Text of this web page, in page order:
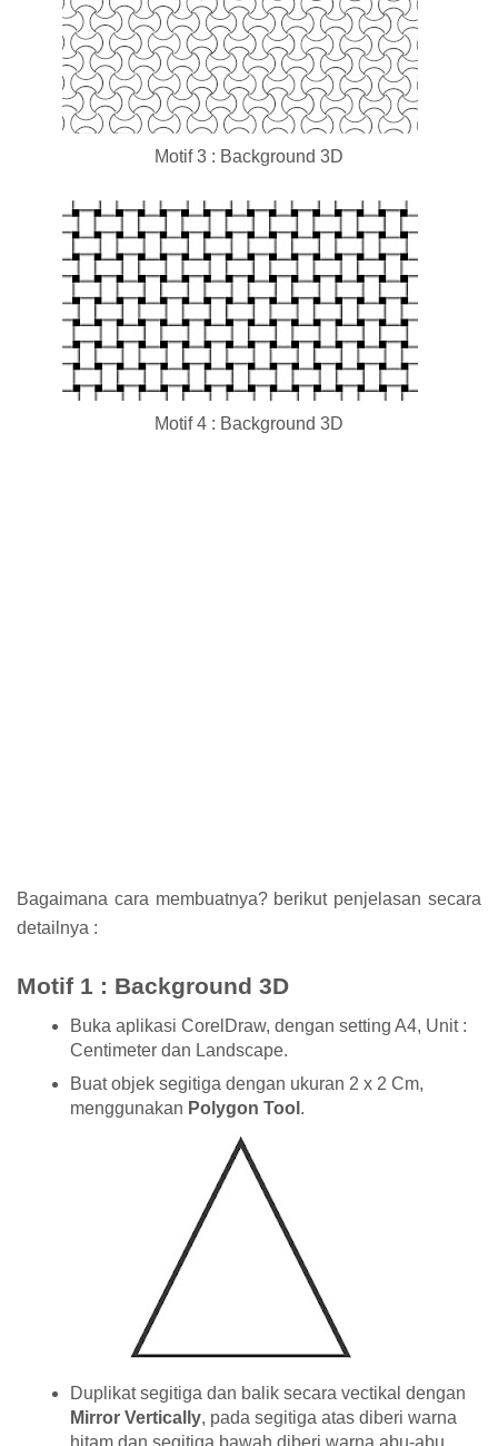
Motif 3 : Background 3D
Motif 4 : Background 3D
Bagaimana cara membuatnya? berikut penjelasan secara
detailnya :
Motif 1 : Background 3D
Buka aplikasi CorelDraw, dengan setting A4, Unit :
Centimeter dan Landscape.
Buat objek segitiga dengan ukuran 2 x 2 Cm,
menggunakan Polygon Tool .
Duplikat segitiga dan balik secara vectikal dengan
Mirror Vertically, pada segitiga atas diberi warna
hitam dan segitiga bawah diberi warna abu-abu,